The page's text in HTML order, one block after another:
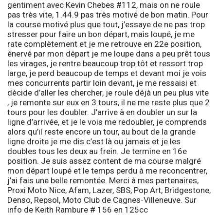
gentiment avec Kevin Chebes #112, mais on ne roule
pas très vite, 1.44.9 pas très motivé de bon matin. Pour
la course motivé plus que tout, j’essaye de ne pas trop
stresser pour faire un bon départ, mais loupé, je me
rate complètement et je me retrouve en 22e position,
énervé par mon départ je me loupe dans a peu prêt tous
les virages, je rentre beaucoup trop tôt et ressort trop
large, je perd beaucoup de temps et devant moi je vois
mes concurrents partir loin devant, je me ressaisi et
décide d’aller les chercher, je roule déjà un peu plus vite
, je remonte sur eux en 3 tours, il ne me reste plus que 2
tours pour les doubler. J’arrive à en doubler un sur la
ligne d’arrivée, et je le vois me redoubler, je comprends
alors qu’il reste encore un tour, au bout de la grande
ligne droite je me dis c’est là ou jamais et je les
doubles tous les deux au frein. Je termine en 16e
position. Je suis assez content de ma course malgré
mon départ loupé et le temps perdu à me reconcentrer,
j’ai fais une belle remontée. Merci à mes partenaires,
Proxi Moto Nice, Afam, Lazer, SBS, Pop Art, Bridgestone,
Denso, Repsol, Moto Club de Cagnes-Villeneuve. Sur
info de Keith Rambure # 156 en 125cc